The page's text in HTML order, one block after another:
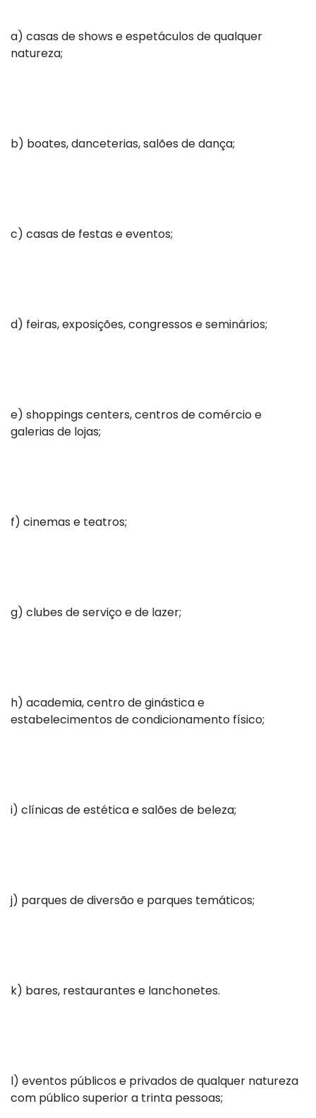
a) casas de shows e espetáculos de qualquer
natureza;
b) boates, danceterias, salões de dança;
c) casas de festas e eventos;
d) feiras, exposições, congressos e seminários;
e) shoppings centers, centros de comércio e
galerias de lojas;
f) cinemas e teatros;
g) clubes de serviço e de lazer;
h) academia, centro de ginástica e
estabelecimentos de condicionamento físico;
i) clínicas de estética e salões de beleza;
j) parques de diversão e parques temáticos;
k) bares, restaurantes e lanchonetes.
l) eventos públicos e privados de qualquer natureza
com público superior a trinta pessoas;